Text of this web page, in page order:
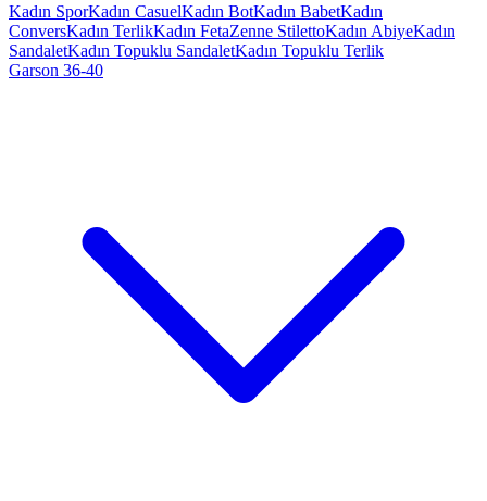
Kadın SporKadın CasuelKadın BotKadın BabetKadın
ConversKadın TerlikKadın FetaZenne StilettoKadın AbiyeKadın
SandaletKadın Topuklu SandaletKadın Topuklu Terlik
Garson 36-40